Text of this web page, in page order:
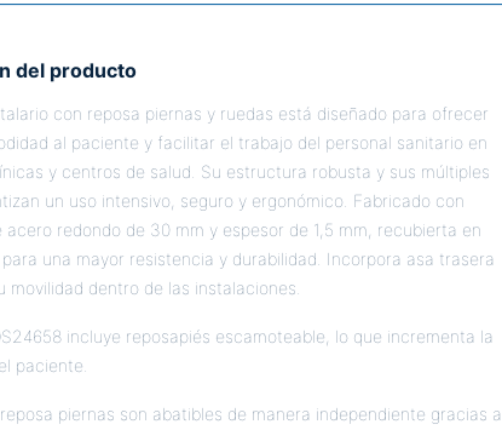
del producto
con reposa piernas y ruedas está diseñado para ofrecer
al paciente y facilitar el trabajo del personal sanitario en
y centros de salud. Su estructura robusta y sus múltiples
un uso intensivo, seguro y ergonómico. Fabricado con
redondo de 30 mm y espesor de 1,5 mm, recubierta en
una mayor resistencia y durabilidad. Incorpora asa trasera
movilidad dentro de las instalaciones.
incluye reposapiés escamoteable, lo que incrementa la
paciente.
piernas son abatibles de manera independiente gracias a